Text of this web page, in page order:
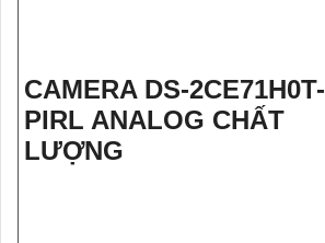
CAMERA DS-2CE71H0T-
PIRL ANALOG CHẤT
LƯỢNG